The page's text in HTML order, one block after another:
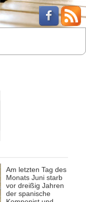
Am letzten Tag des
Monats Juni starb
vor dreißig Jahren
der spanische